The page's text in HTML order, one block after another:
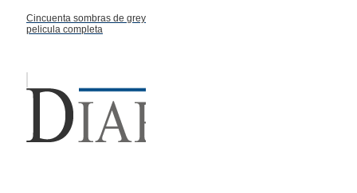
Cincuenta sombras de grey
pelicula completa